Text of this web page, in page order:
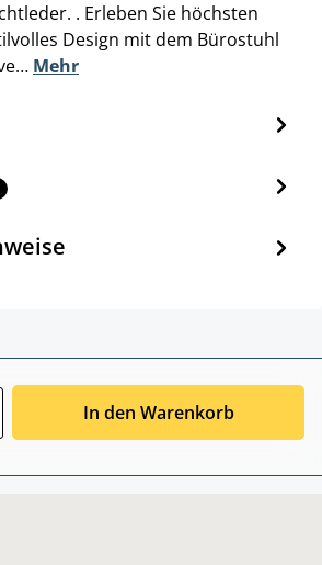
. Erleben Sie höchsten
Design mit dem Bürostuhl
Mehr
In den Warenkorb